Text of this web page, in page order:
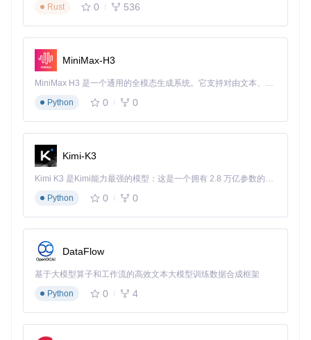
Rust
0 536
MiniMax-H3
MiniMax H3 是一个通用的全模态生成系统。它支持对由文本、图像、视频和音频组成的多模态上下文进行统一理解，并能生成分辨率高达 2K、时长可达 15 秒的带原生立体声音频的视频。得益于面向任务泛化的系统设计，H3 在预训练阶段就已具备广泛的多模态上下文理解与生成能力，能够出色地执行复杂的多模态指令。
Python
0 0
Kimi-K3
Kimi K3 是Kimi能力最强的模型：这是一个拥有 2.8 万亿参数的混合专家（MoE）模型，具备原生视觉理解能力，并支持 100 万 token 的上下文窗口。
Python
0 0
DataFlow
基于大模型算子和工作流的高效文本大模型训练数据合成框架
Python
0 4